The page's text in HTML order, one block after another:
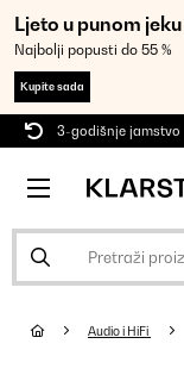
Ljeto u punom jeku
Najbolji popusti do 55 %
Kupite sada
3-godišnje jamstvo
Audio i HiFi